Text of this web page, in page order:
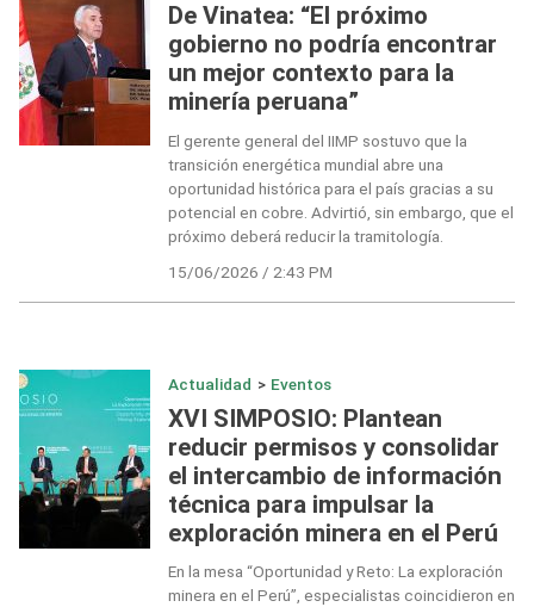
De Vinatea: “El próximo
gobierno no podría encontrar
un mejor contexto para la
minería peruana”
El gerente general del IIMP sostuvo que la
transición energética mundial abre una
oportunidad histórica para el país gracias a su
potencial en cobre. Advirtió, sin embargo, que el
próximo deberá reducir la tramitología.
15/06/2026 / 2:43 PM
Actualidad > Eventos
XVI SIMPOSIO: Plantean
reducir permisos y consolidar
el intercambio de información
técnica para impulsar la
exploración minera en el Perú
En la mesa “Oportunidad y Reto: La exploración
minera en el Perú”, especialistas coincidieron en